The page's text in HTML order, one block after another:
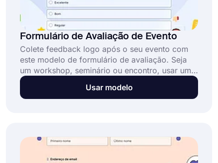
Formulário de Avaliação de Evento
Colete feedback logo após o seu evento com
este modelo de formulário de avaliação. Seja
um workshop, seminário ou encontro, usar um
formulário de avaliação ajuda a capturar
insights honestos e a melhorar experiências
Usar modelo